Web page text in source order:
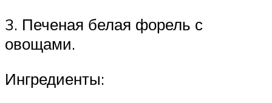
3. Печеная белая форель с
овощами.
Ингредиенты: